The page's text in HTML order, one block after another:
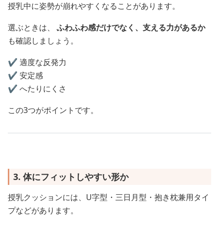
授乳中に姿勢が崩れやすくなることがあります。
選ぶときは、 ふわふわ感だけでなく、支える力があるか
も確認しましょう。
✔️ 適度な反発力
✔️ 安定感
✔️ へたりにくさ
この3つがポイントです。
3. 体にフィットしやすい形か
授乳クッションには、U字型・三日月型・抱き枕兼用タイ
プなどがあります。